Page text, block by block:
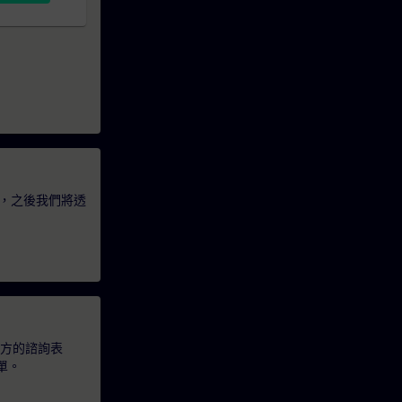
之後我們將透
的諮詢表
。